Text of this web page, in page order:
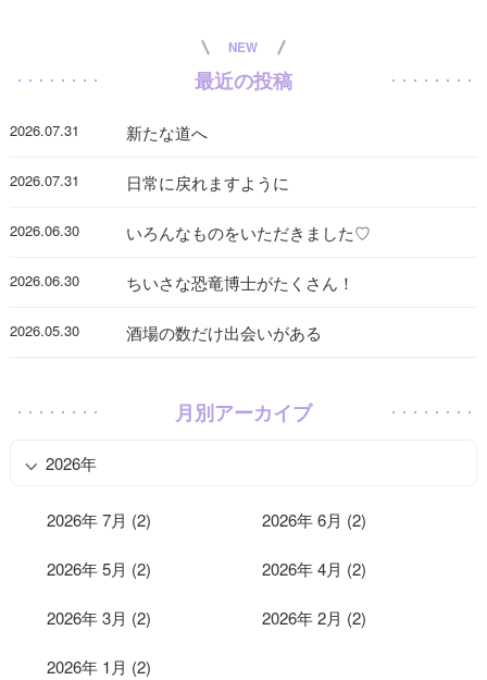
NEW
最近の投稿
2026.07.31 新たな道へ
2026.07.31 日常に戻れますように
2026.06.30 いろんなものをいただきました♡
2026.06.30 ちいさな恐竜博士がたくさん！
2026.05.30 酒場の数だけ出会いがある
月別アーカイブ
2026年
2026年 7月 (2) 2026年 6月 (2)
2026年 5月 (2) 2026年 4月 (2)
2026年 3月 (2) 2026年 2月 (2)
2026年 1月 (2)